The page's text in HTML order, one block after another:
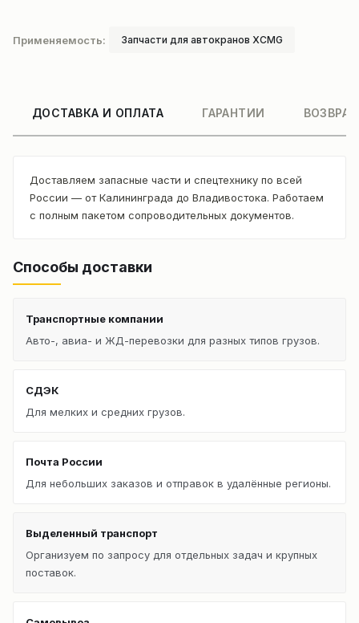
Применяемость: Запчасти для автокранов XCMG
ДОСТАВКА И ОПЛАТА ГАРАНТИИ
Доставляем запасные части и спецтехнику по всей
России — от Калининграда до Владивостока. Работаем
с полным пакетом сопроводительных документов.
Способы доставки
Транспортные компании
Авто-, авиа- и ЖД-перевозки для разных типов грузов.
СДЭК
Для мелких и средних грузов.
Почта России
Для небольших заказов и отправок в удалённые регионы.
Выделенный транспорт
Организуем по запросу для отдельных задач и крупных
поставок.